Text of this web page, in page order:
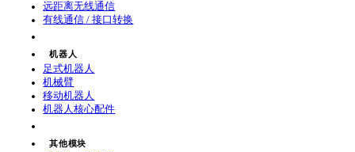
远距离无线通信
有线通信 / 接口转换
机器人
足式机器人
机械臂
移动机器人
机器人核心配件
其他模块